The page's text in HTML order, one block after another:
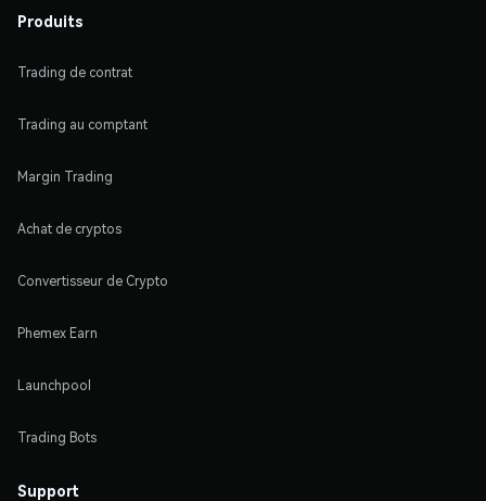
Produits
Trading de contrat
Trading au comptant
Margin Trading
Achat de cryptos
Convertisseur de Crypto
Phemex Earn
Launchpool
Trading Bots
Support